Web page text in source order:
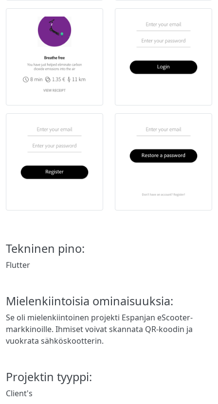
Tekninen pino:
Flutter
Mielenkiintoisia ominaisuuksia:
Se oli mielenkiintoinen projekti Espanjan eScooter-
markkinoille. Ihmiset voivat skannata QR-koodin ja
vuokrata sähköskootterin.
Projektin tyyppi:
Client's